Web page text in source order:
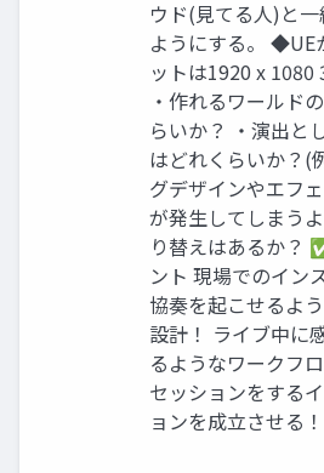
ウド(見てる人)と
ようにする。 ◆UE
ットは1920 x 1080
・作れるワールド
らいか？ ・演出と
はどれくらいか？(
グデザインやエフ
が発生してしまう
り替えはあるか？
ント 現場でのイン
協奏を起こせるよ
設計！ ライブ中に
るようなワークフ
セッションをする
ョンを成立させる